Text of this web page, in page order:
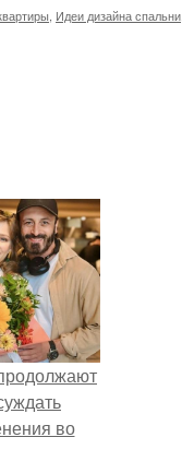
Идеи дизайна спальни
во